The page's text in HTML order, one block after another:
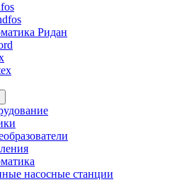
Ридан
насосные станции